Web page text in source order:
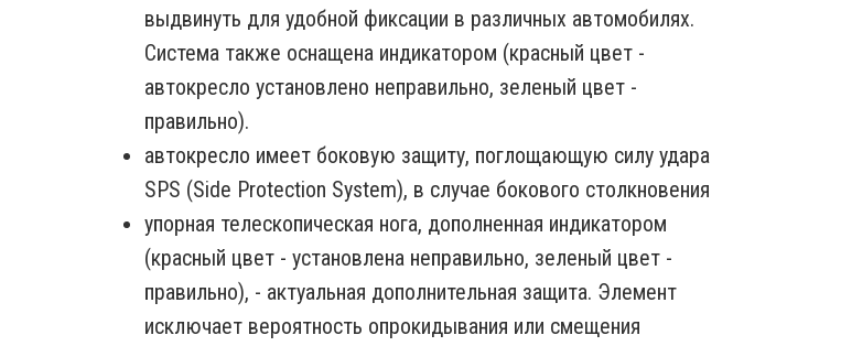
выдвинуть для удобной фиксации в различных автомобилях.
Система также оснащена индикатором (красный цвет -
автокресло установлено неправильно, зеленый цвет -
правильно).
автокресло имеет боковую защиту, поглощающую силу удара
SPS (Side Protection System), в случае бокового столкновения
упорная телескопическая нога, дополненная индикатором
(красный цвет - установлена неправильно, зеленый цвет -
правильно), - актуальная дополнительная защита. Элемент
исключает вероятность опрокидывания или смещения